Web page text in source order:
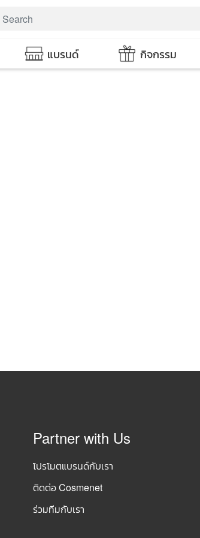
แบรนด์ กิจกรรม
Partner with Us
โปรโมตแบรนด์กับเรา
ติดต่อ Cosmenet
ร่วมทีมกับเรา